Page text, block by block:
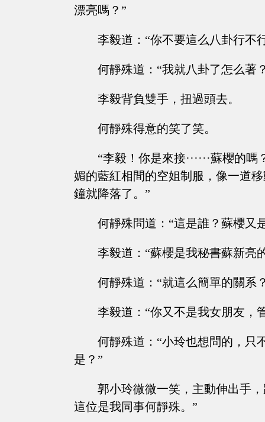
漂亮嗎？”
李毅道：“你不要這么八卦行不
何靜殊道：“我就八卦了怎么著
李毅背負雙手，扭過頭去。
何靜殊得意的笑了笑。
“李毅！你是來接······蘇櫻的
媚的藍紅相間的空姐制服，像一道
鐘就降落了。”
何靜殊問道：“這是誰？蘇櫻又
李毅道：“蘇櫻是我秘書蘇新亮
何靜殊道：“就這么簡單的關系
李毅道：“你又不是我女朋友，
何靜殊道：“小玲也想問的，只
是？”
郭小玲微微一笑，主動伸出手
這位是我同事何靜殊。”